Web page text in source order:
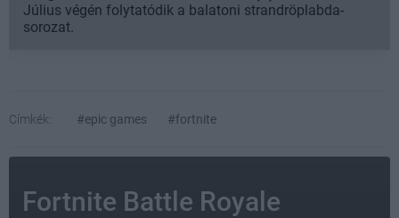
Július végén folytatódik a balatoni strandröplabda-
sorozat.
Címkék: #epic games #fortnite
Fortnite Battle Royale